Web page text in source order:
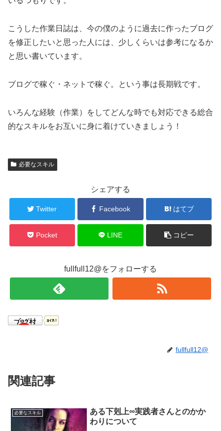
こうした作業日誌は、今の僕のように過去に作ったブログ
を修正したいと思った人には、少しくらいは参考になるか
と思い書いています。
ブログで稼ぐ・ネットで稼ぐ。という事は長期戦です。
いろんな経験（作業）をしてどんな時でも対応できる総合
的なスキルをお互いに身に着けていきましょう！
必要なスキル
シェアする
Twitter Facebook はてブ
Pocket LINE コピー
fullfull12@をフォローする
fullfull12@
関連記事
必要なスキル
ある下剋上∞実践者さんとのかか
わりについて